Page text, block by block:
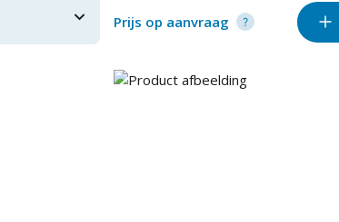
Prijs op aanvraag